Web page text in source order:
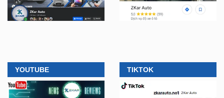
YOUTUBE TIKTOK